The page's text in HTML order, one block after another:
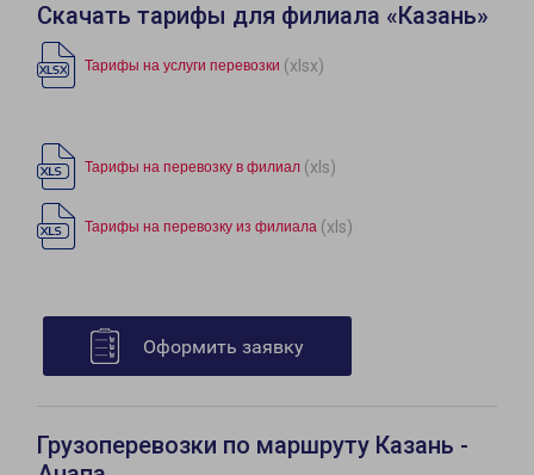
Скачать тарифы для филиала «Казань»
Тарифы на услуги перевозки (xlsx)
Тарифы на перевозку в филиал (xls)
Тарифы на перевозку из филиала (xls)
Оформить заявку
Грузоперевозки по маршруту Казань -